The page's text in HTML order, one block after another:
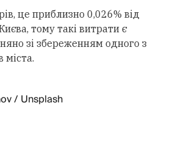
це приблизно 0,026% від
тому такі витрати є
зі збереженням одного з
міста.
/ Unsplash